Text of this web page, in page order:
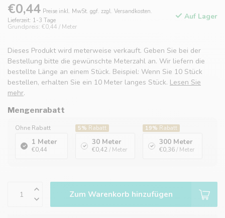
€0,44 Preise inkl. MwSt. ggf. zzgl. Versandkosten.
Lieferzeit: 1-3 Tage
Grundpreis: €0,44 / Meter
Auf Lager
Dieses Produkt wird meterweise verkauft. Geben Sie bei der
Bestellung bitte die gewünschte Meterzahl an. Wir liefern die
bestellte Länge an einem Stück. Beispiel: Wenn Sie 10 Stück
bestellen, erhalten Sie ein 10 Meter langes Stück. Lesen Sie
mehr.
Mengenrabatt
Ohne Rabatt
1 Meter
€0,44
5% Rabatt
30 Meter
€0,42 / Meter
19% Rabatt
300 Meter
€0,36/ Meter
Zum Warenkorb hinzufügen